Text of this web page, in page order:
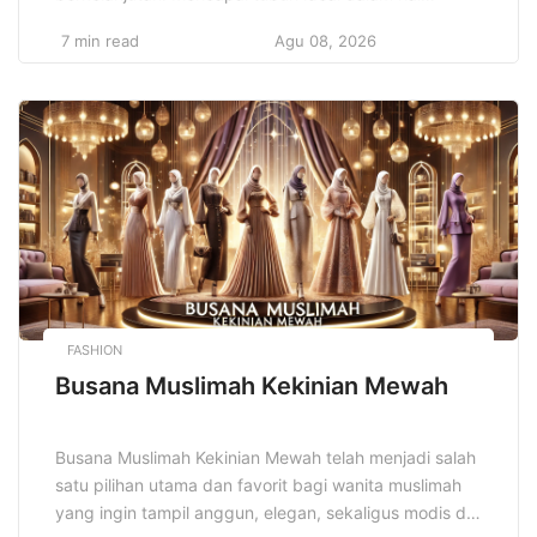
keras atau berharap pada keberuntungan.
untuk mengelola uang dengan bijak. Dengan strategi
keuangan pribadi cerdas, Anda dapat mencapai
stabilitas finansial, menghindari utang yang tidak
perlu, […]
7 min read Agu 08, 2026
FASHION
Busana Muslimah Kekinian Mewah
Busana Muslimah Kekinian Mewah telah menjadi salah
satu pilihan utama dan favorit bagi wanita muslimah
yang ingin tampil anggun, elegan, sekaligus modis di